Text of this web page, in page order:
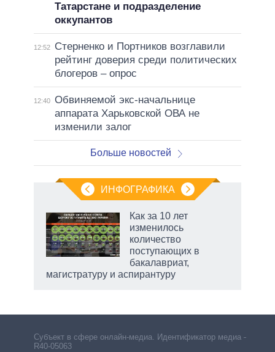
Татарстане и подразделение
оккупантов
12:52
Стерненко и Портников возглавили
рейтинг доверия среди политических
блогеров – опрос
12:40 Обвиняемой экс-начальнице
аппарата Харьковской ОВА не
изменили залог
Больше новостей
ИНФОГРАФИКА
Как за 10 лет
изменилось
количество
поступающих в
бакалавриат,
магистратуру и аспирантуру
Субъект в сфере онлайн-медиа. Идентификатор медиа –
R40-05063